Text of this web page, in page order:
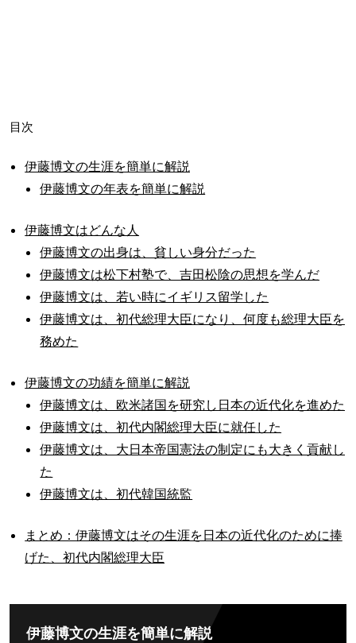
目次
伊藤博文の生涯を簡単に解説
伊藤博文の年表を簡単に解説
伊藤博文はどんな人
伊藤博文の出身は、貧しい身分だった
伊藤博文は松下村塾で、吉田松陰の思想を学んだ
伊藤博文は、若い時にイギリス留学した
伊藤博文は、初代総理大臣になり、何度も総理大臣を
務めた
伊藤博文の功績を簡単に解説
伊藤博文は、欧米諸国を研究し日本の近代化を進めた
伊藤博文は、初代内閣総理大臣に就任した
伊藤博文は、大日本帝国憲法の制定にも大きく貢献し
た
伊藤博文は、初代韓国統監
まとめ：伊藤博文はその生涯を日本の近代化のために捧
げた、初代内閣総理大臣
伊藤博文の生涯を簡単に解説